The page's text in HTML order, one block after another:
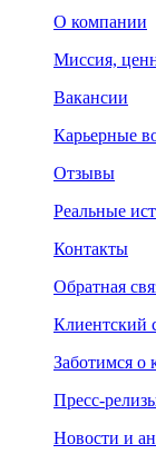
О компании
Миссия,
Вакансии
Карьерные
Отзывы
Реальные
Контакты
Обратная
Клиентский
Заботимся о
Пресс-
Новости и